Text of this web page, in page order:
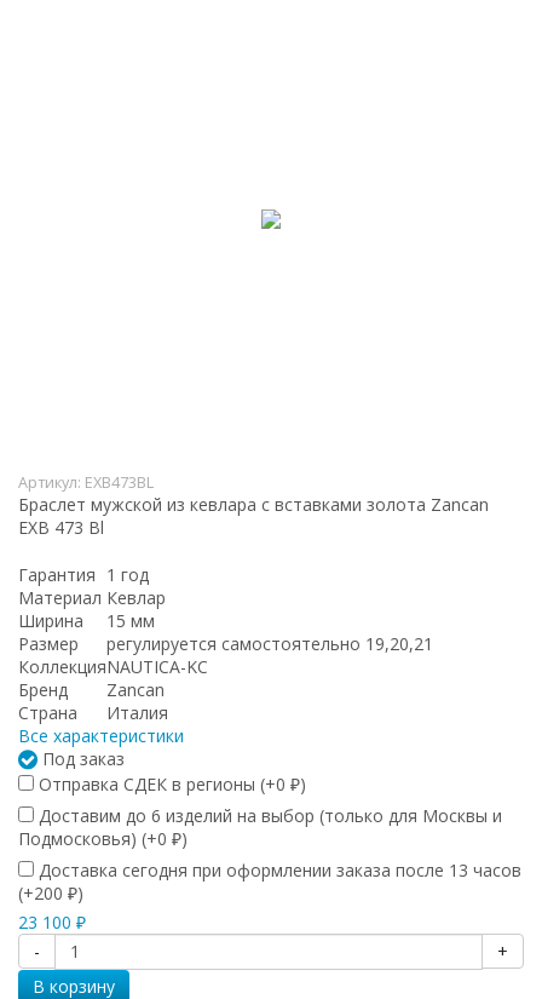
Артикул: EXB473BL
Браслет мужской из кевлара с вставками золота Zancan
EXB 473 Bl
Гарантия 1 год
Материал Кевлар
Ширина
15 мм
Размер
регулируется самостоятельно 19,20,21
КоллекцияNAUTICA-KC
Бренд
Zancan
Страна
Италия
Все характеристики
Под заказ
Отправка СДЕК в регионы (+0 ₽)
Доставим до 6 изделий на выбор (только для Москвы и
Подмосковья) (+0 ₽)
Доставка сегодня при оформлении заказа после 13 часов
(+200 ₽)
23 100 ₽
-
+
В корзину